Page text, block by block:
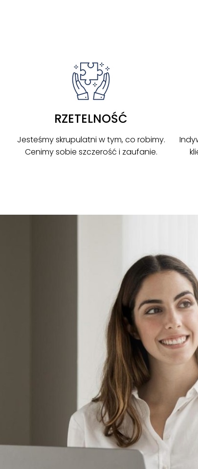
RZETELNOŚĆ
Jesteśmy skrupulatni w tym, co robimy.
Cenimy sobie szczerość i zaufanie.